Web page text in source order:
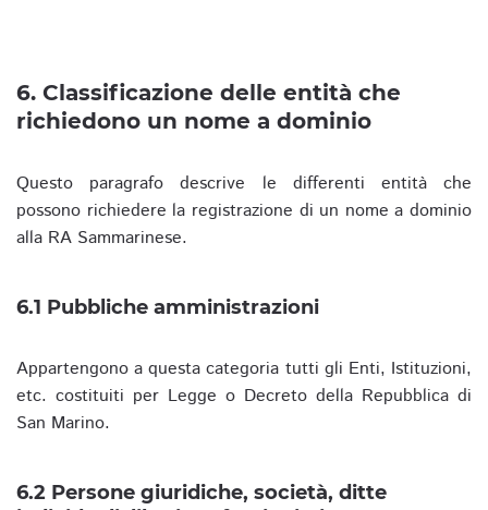
6. Classificazione delle entità che
richiedono un nome a dominio
Questo paragrafo descrive le differenti entità che
possono richiedere la registrazione di un nome a dominio
alla RA Sammarinese.
6.1 Pubbliche amministrazioni
Appartengono a questa categoria tutti gli Enti, Istituzioni,
etc. costituiti per Legge o Decreto della Repubblica di
San Marino.
6.2 Persone giuridiche, società, ditte